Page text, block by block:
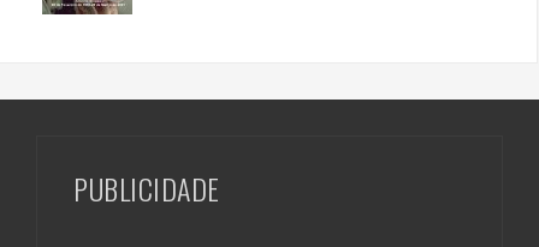
PUBLICIDADE